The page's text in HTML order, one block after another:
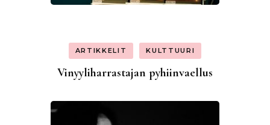
ARTIKKELIT KULTTUURI
Vinyyliharrastajan pyhiinvaellus